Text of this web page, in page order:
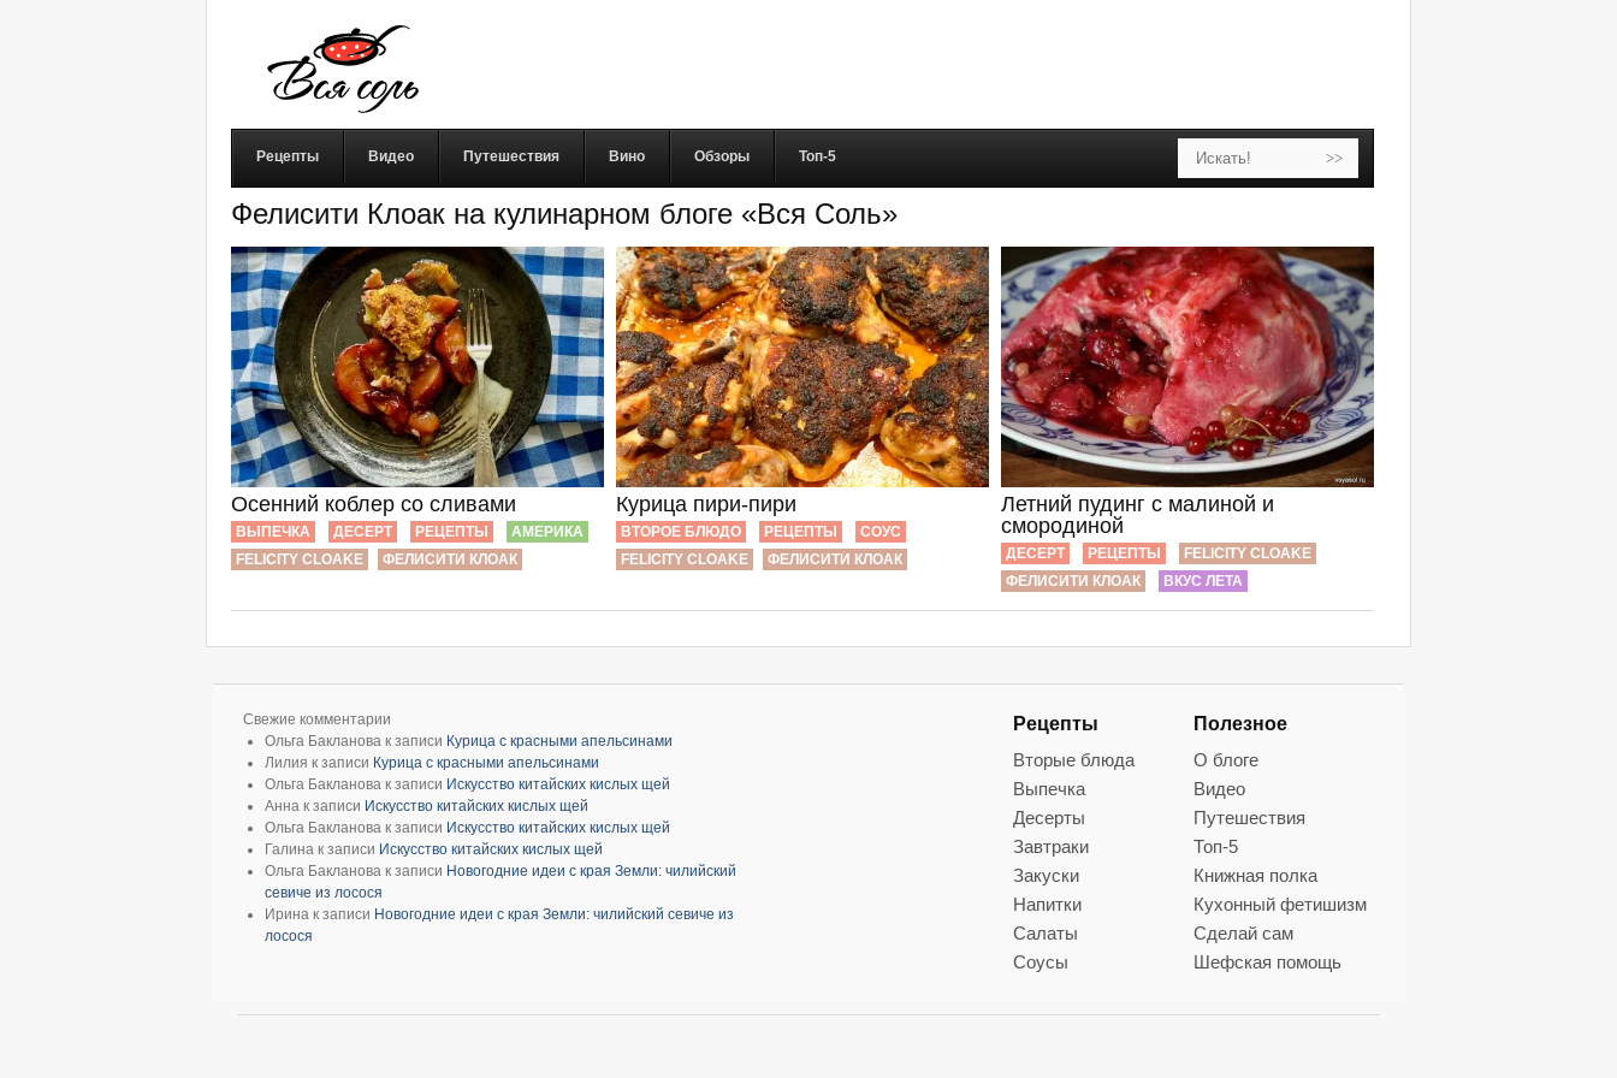
Рецепты Видео Путешествия Вино Обзоры Топ-5
Фелисити Клоак на кулинарном блоге «Вся Соль»
Осенний коблер со сливами
ВЫПЕЧКА ДЕСЕРТ РЕЦЕПТЫ
АМЕРИКА
FELICITY CLOAKE
ФЕЛИСИТИ КЛОАК
Курица пири-пири
ВТОРОЕ БЛЮДО РЕЦЕПТЫ
СОУС
FELICITY CLOAKE
ФЕЛИСИТИ КЛОАК
Летний пудинг с малиной и
смородиной
ДЕСЕРТ РЕЦЕПТЫ
FELICITY CLOAKE
ФЕЛИСИТИ КЛОАК
ВКУС ЛЕТА
Свежие комментарии
Ольга Бакланова к записи Курица с красными апельсинами
Лилия к записи Курица с красными апельсинами
Ольга Бакланова к записи Искусство китайских кислых щей
Анна к записи Искусство китайских кислых щей
Ольга Бакланова к записи Искусство китайских кислых щей
Галина к записи Искусство китайских кислых щей
Ольга Бакланова к записи Новогодние идеи с края Земли: чилийский
севиче из лосося
Ирина к записи Новогодние идеи с края Земли: чилийский севиче из
лосося
Рецепты
Вторые блюда
Выпечка
Десерты
Завтраки
Закуски
Напитки
Салаты
Соусы
Полезное
О блоге
Видео
Путешествия
Топ-5
Книжная полка
Кухонный фетишизм
Сделай сам
Шефская помощь